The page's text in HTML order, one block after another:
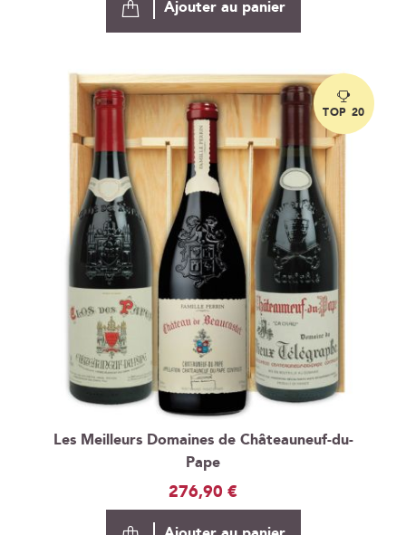
Ajouter au panier
Les Meilleurs Domaines de Châteauneuf-du-
Pape
276,90 €
TOP 20